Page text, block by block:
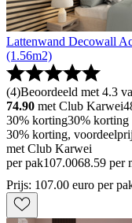
Lattenwand Decowall
(1.56m2)
(4)Beoordeeld met 4.3
74.90 met Club Karwei
30% korting30% korting
30% korting,
met Club Karwei
per pak107.0068.59 per
Prijs: 107.00 euro per